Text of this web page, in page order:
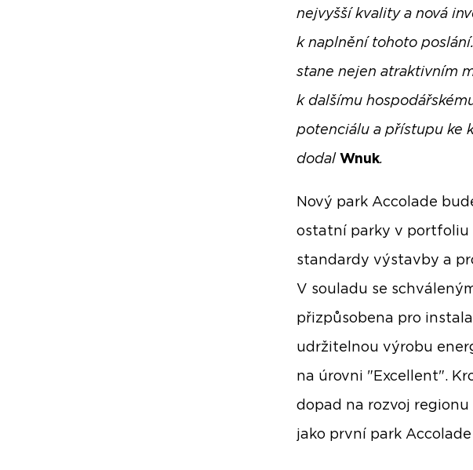
nejvyšší kvality a nová
k naplnění tohoto
stane nejen atraktivním
k dalšímu
potenciálu a přístupu ke
dodal Wnuk.
Nový park Accolade
ostatní parky v portfoliu
standardy výstavby a
V souladu se
přizpůsobena pro
udržitelnou výrobu
na úrovni "Excellent".
dopad na rozvoj
jako první park